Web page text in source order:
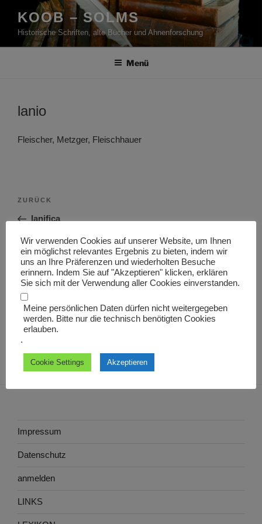
Inhalt
springen
KOOB – SOLMS
Historische Schriften, alte Bücher und Ahnenforschung
Menü
lanio
Fleischer, Metzger, Fleischhauer
Beitragsnavigation
Vorheriger
Beitrag
ZURÜCK
lanifica
Nächster
Beitrag
WEITER
lanista
Impressum
Datenschutz
anmelden
LINKS
Wir verwenden Cookies auf unserer Website, um Ihnen
ein möglichst relevantes Ergebnis zu bieten, indem wir
uns an Ihre Präferenzen und wiederholten Besuche
erinnern. Indem Sie auf "Akzeptieren" klicken, erklären
Sie sich mit der Verwendung aller Cookies einverstanden.
Meine persönlichen Daten dürfen nicht weitergegeben
werden. Bitte nur die technisch benötigten Cookies
erlauben.
.
Cookie Settings Akzeptieren